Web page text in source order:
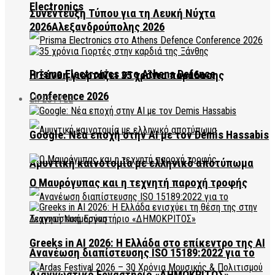
Electronics
Prisma Electronics στο Athens Defence
Conference 2026
Αμυντική καινοτομία με ελληνικό αποτύπωμα
Ανανέωση διαπίστευσης ISO 15189:2022 για το
Συνέντευξη Τύπου για τη Λευκή Νύχτα
2026Αλεξανδρούπολης 2026
Η Ξάνθη γιορτάζει 35 χρόνια παράδοσης
LIFESTYLE
Google: Νέα εποχή στην AI με τον Demis Hassabis
Ο Μαυρόγυπας και η τεχνητή παροχή τροφής
Greeks in AI 2026: Η Ελλάδα στο επίκεντρο της AI